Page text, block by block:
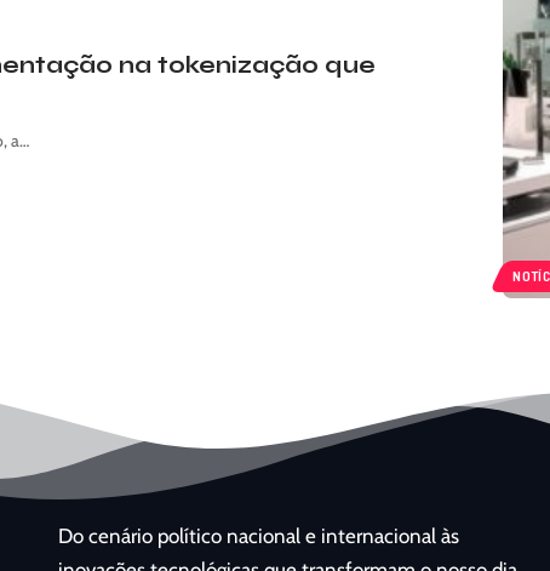
na tokenização que
a…
Do cenário político nacional e internacional às